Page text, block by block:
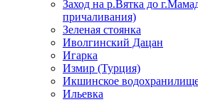
Заход на р.Вятка до
причаливания)
Зеленая стоянка
Иволгинский Дацан
Игарка
Измир (Турция)
Икшинское
Ильевка